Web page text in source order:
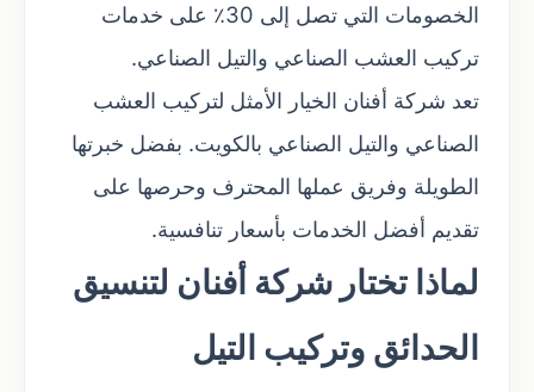
الخصومات التي تصل إلى 30٪ على خدمات
تركيب العشب الصناعي والتيل الصناعي.
تعد شركة أفنان الخيار الأمثل لتركيب العشب
الصناعي والتيل الصناعي بالكويت. بفضل خبرتها
الطويلة وفريق عملها المحترف وحرصها على
تقديم أفضل الخدمات بأسعار تنافسية.
لماذا تختار شركة أفنان لتنسيق
الحدائق وتركيب التيل